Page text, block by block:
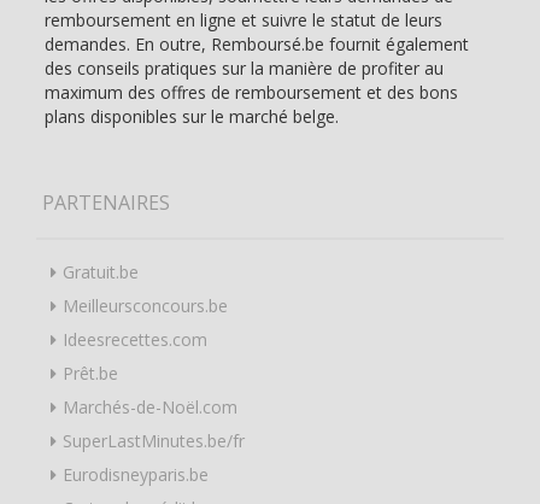
remboursement en ligne et suivre le statut de leurs
demandes. En outre, Remboursé.be fournit également
des conseils pratiques sur la manière de profiter au
maximum des offres de remboursement et des bons
plans disponibles sur le marché belge.
PARTENAIRES
Gratuit.be
Meilleursconcours.be
Ideesrecettes.com
Prêt.be
Marchés-de-Noël.com
SuperLastMinutes.be/fr
Eurodisneyparis.be